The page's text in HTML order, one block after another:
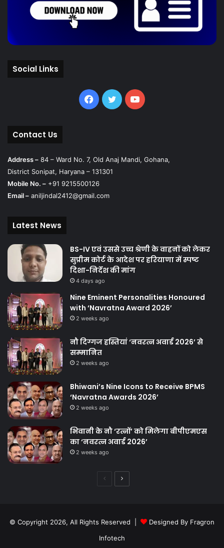
Social Links
Facebook
TwitterYouTube
Contact Us
Address – 84 – Ward No. 7, Old Anaj Mandi, Gohana,
District Sonipat, Haryana – 131301
Mobile No. – +91 9215500126
Email – aniljindal2412@gmail.com
Latest News
BS-IV एवं उससे उच्च श्रेणी के वाहनों को लेकर
सुप्रीम कोर्ट के आदेश पर हरियाणा में स्पष्ट
दिशा-निर्देश की मांग
4 days ago
Nine Eminent Personalities Honoured
with ‘Navratna Award 2026’
2 weeks ago
नौ दिग्गज हस्तियां ‘नवरत्न अवार्ड 2026’ से
सम्मानित
2 weeks ago
Bhiwani’s Nine Icons to Receive BPMS
‘Navratna Awards 2026’
2 weeks ago
भिवानी के नौ ‘रत्नों’ को मिलेगा बीपीएमएस
का ‘नवरत्न अवार्ड 2026’
2 weeks ago
PreviousNext
© Copyright 2026, All Rights Reserved |
Designed By Fragron
Infotech